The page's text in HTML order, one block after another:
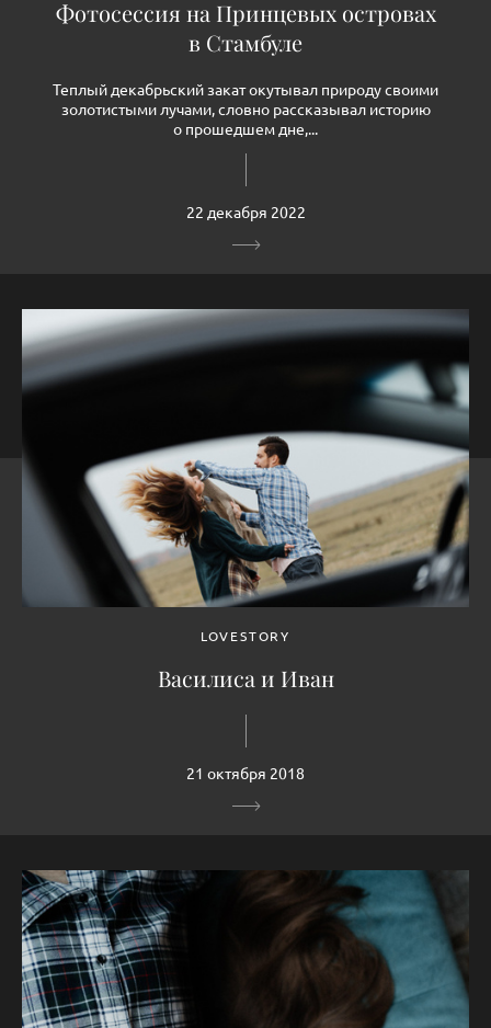
Фотосессия на Принцевых островах
в Стамбуле
Теплый декабрьский закат окутывал природу своими
золотистыми лучами, словно рассказывал историю
о прошедшем дне,...
22 декабря 2022
LOVESTORY
Василиса и Иван
21 октября 2018